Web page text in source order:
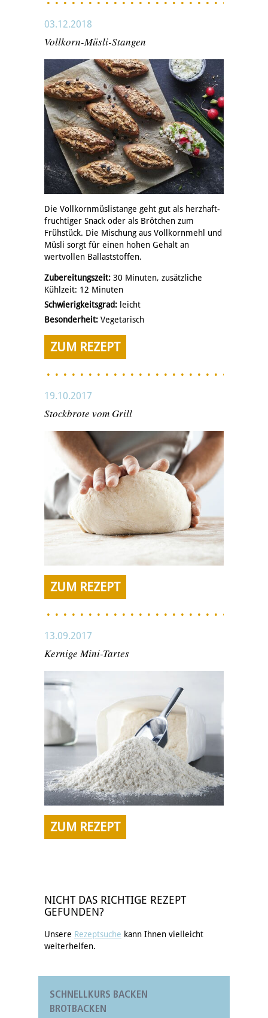
SCHNELLKURS BACKEN
BROTBACKEN
03.12.2018
Vollkorn-Müsli-Stangen
Die Vollkornmüslistange geht gut als herzhaft-
fruchtiger Snack oder als Brötchen zum
Frühstück. Die Mischung aus Vollkornmehl und
Müsli sorgt für einen hohen Gehalt an
wertvollen Ballaststoffen.
Zubereitungszeit: 30 Minuten, zusätzliche
Kühlzeit: 12 Minuten
Schwierigkeitsgrad: leicht
Besonderheit: Vegetarisch
ZUM REZEPT
19.10.2017
Stockbrote vom Grill
ZUM REZEPT
13.09.2017
Kernige Mini-Tartes
ZUM REZEPT
NICHT DAS RICHTIGE REZEPT
GEFUNDEN?
Unsere Rezeptsuche kann Ihnen vielleicht
weiterhelfen.